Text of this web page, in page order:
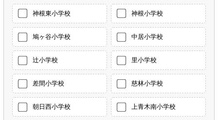
神根東小学校 神根小学校
鳩ヶ谷小学校 中居小学校
辻小学校 里小学校
差間小学校 慈林小学校
朝日西小学校 上青木南小学校